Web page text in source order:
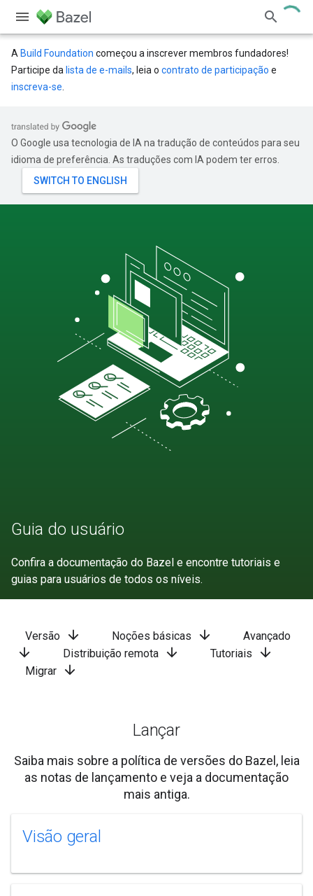
A Build Foundation começou a inscrever membros fundadores!
Participe da lista de e-mails, leia o contrato de participação e
inscreva-se
O Google usa tecnologia de IA na tradução de conteúdos para seu
idioma de preferência. As traduções com IA podem ter erros.
Guia do usuário
Confira a documentação do Bazel e encontre tutoriais e
guias para usuários de todos os níveis.
Versão arrow_downward Noções básicas arrow_downward Avançado
arrow_downward Distribuição remota arrow_downward Tutoriais arrow_downward
Migrar arrow_downward
Lançar
Saiba mais sobre a política de versões do Bazel, leia
as notas de lançamento e veja a documentação
mais antiga.
Visão geral